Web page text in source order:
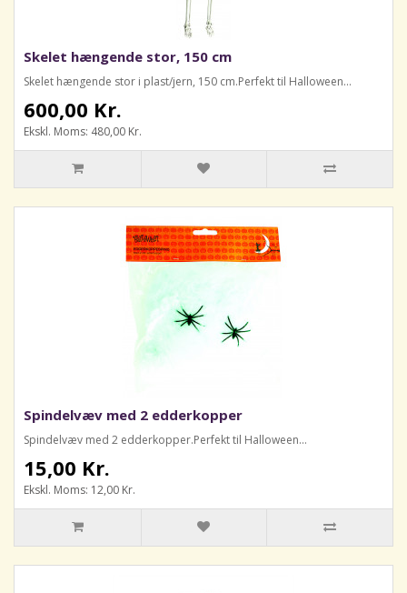
Skelet hængende stor, 150 cm
Skelet hængende stor i plast/jern, 150 cm.Perfekt til Halloween...
600,00 Kr.
Ekskl. Moms: 480,00 Kr.
Spindelvæv med 2 edderkopper
Spindelvæv med 2 edderkopper.Perfekt til Halloween...
15,00 Kr.
Ekskl. Moms: 12,00 Kr.